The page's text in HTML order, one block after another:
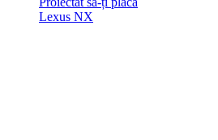
Lexus NX